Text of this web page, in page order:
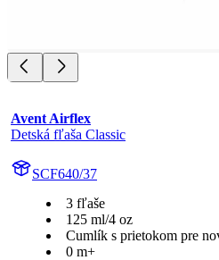
Avent Airflex
Detská fľaša Classic
SCF640/37
3 fľaše
125 ml/4 oz
Cumlík s prietokom pre
0 m+